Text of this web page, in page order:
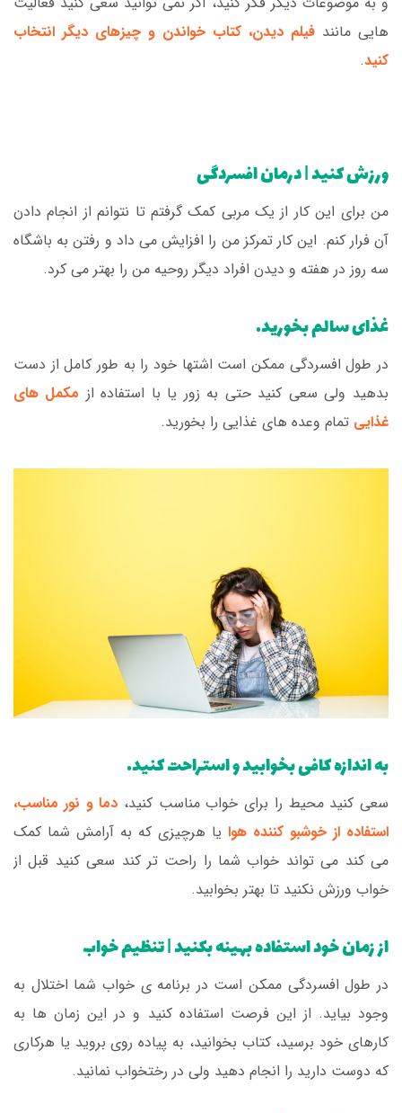
هایی مانند فیلم دیدن، کتاب خواندن و چیزهای دیگر انتخاب
کنید.
ورزش کنید | درمان افسردگی
من برای این کار از یک مربی کمک گرفتم تا نتوانم از انجام دادن
آن فرار کنم. این کار تمرکز من را افزایش می داد و رفتن به باشگاه
سه روز در هفته و دیدن افراد دیگر روحیه من را بهتر می کرد.
غذای سالم بخورید.
در طول افسردگی ممکن است اشتها خود را به طور کامل از دست
بدهید ولی سعی کنید حتی به زور یا با استفاده از مکمل های
غذایی تمام وعده های غذایی را بخورید.
به اندازه کافی بخوابید و استراحت کنید.
سعی کنید محیط را برای خواب مناسب کنید، دما و نور مناسب،
استفاده از خوشبو کننده هوا یا هرچیزی که به آرامش شما کمک
می کند می تواند خواب شما را راحت تر کند سعی کنید قبل از
خواب ورزش نکنید تا بهتر بخوابید.
از زمان خود استفاده بهینه بکنید | تنظیم خواب
در طول افسردگی ممکن است در برنامه ی خواب شما اختلال به
وجود بیاید. از این فرصت استفاده کنید و در این زمان ها به
کارهای خود برسید، کتاب بخوانید، به پیاده روی بروید یا هرکاری
که دوست دارید را انجام دهید ولی در رختخواب نمانید.